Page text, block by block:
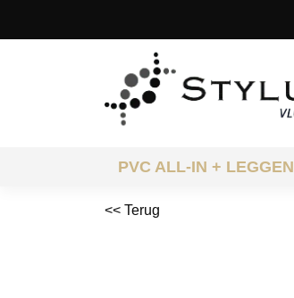
PVC ALL-IN + LEGGEN
<< Terug